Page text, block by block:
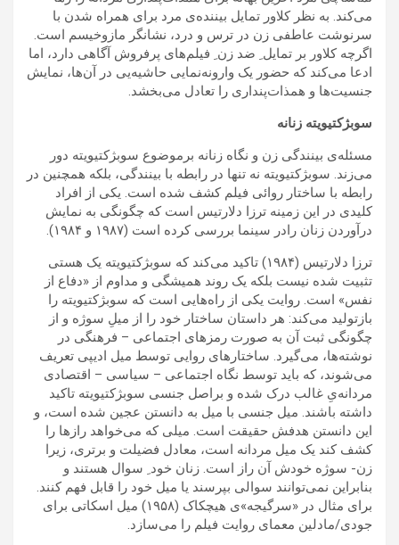
می‌کند. به نظر کلاور تمایل بیننده‌ی مرد برای همراه شدن با
سرنوشت عاطفی زن در ترس و درد، نشانگر مازوخیسم است.
اگرچه کلاور بر تمایل ِ ضد زن ِ فیلم‌های پرفروش آگاهی دارد، اما
ادعا می‌کند که حضور یک وارونه‌نمایی حاشیه‌یی در آن‌ها، نمایش
جنسیت‌ها و همذات‌پنداری را تعادل می‌بخشد.
سوبژکتیویته زنانه
مسئله‌ی بینندگی زن و نگاه زنانه برموضوع سوبژکتیویته دور
می‌زند. سوبژکتیویته نه تنها در رابطه با بینندگی، بلکه همچنین در
رابطه با ساختار روائی فیلم کشف شده است. یکی از افراد
کلیدی در این زمینه ترزا دلارتیس است که چگونگی به نمایش
درآوردن زنان رادر سینما بررسی کرده است (۱۹۸۷ و ۱۹۸۴).
ترزا دلارتیس (۱۹۸۴) تاکید می‌کند که سوبژکتیویته یک هستی
تثبیت شده نیست بلکه یک روند همیشگی و مداوم از «دفاع از
نفس» است. روایت یکی از راه‌هایی است که سوبژکتیویته را
بازتولید می‌کند: هر داستان ساختار خود را از میلِ سوژه و از
چگونگی ثبت‌ آن به صورت‌ رمزهای اجتماعی – فرهنگی در
نوشته‌ها، می‌گیرد. ساختارهای روایی توسط میل ادیپی تعریف
می‌شوند، که باید توسط نگاه اجتماعی – سیاسی – اقتصادی
مردانه‌یِ غالب درک شده و براصل جنسی سوبژکتیویته تاکید
داشته باشند. میل جنسی با میل به دانستن عجین شده است، و
این دانستن هدفش حقیقت است. میلی که می‌خواهد رازها را
کشف کند یک میل مردانه است، معادل فضیلت و برتری، زیرا
زن- سوژه خودش آن راز است. زنان خود ِ سوال هستند و
بنابراین نمی‌توانند سوالی بپرسند یا میل خود را قابل فهم کنند.
برای مثال در «سرگیجه»‌ی هیچکاک (۱۹۵۸) میل اسکاتی برای
جودی/مادلین معمای روایت فیلم را می‌سازد.